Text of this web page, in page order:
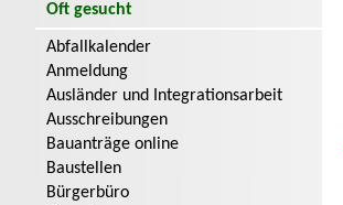
Oft gesucht
Abfallkalender
Anmeldung
Ausländer und Integrationsarbeit
Ausschreibungen
Bauanträge online
Baustellen
Bürgerbüro